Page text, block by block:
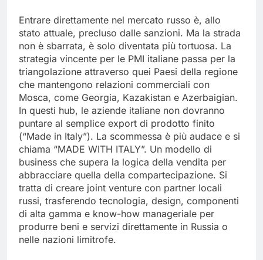
Entrare direttamente nel mercato russo è, allo
stato attuale, precluso dalle sanzioni. Ma la strada
non è sbarrata, è solo diventata più tortuosa. La
strategia vincente per le PMI italiane passa per la
triangolazione attraverso quei Paesi della regione
che mantengono relazioni commerciali con
Mosca, come Georgia, Kazakistan e Azerbaigian.
In questi hub, le aziende italiane non dovranno
puntare al semplice export di prodotto finito
(“Made in Italy”). La scommessa è più audace e si
chiama “MADE WITH ITALY”. Un modello di
business che supera la logica della vendita per
abbracciare quella della compartecipazione. Si
tratta di creare joint venture con partner locali
russi, trasferendo tecnologia, design, componenti
di alta gamma e know-how manageriale per
produrre beni e servizi direttamente in Russia o
nelle nazioni limitrofe.